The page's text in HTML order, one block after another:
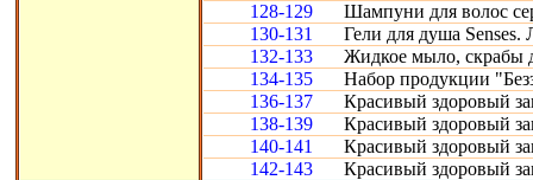
128-129
Шампуни для волос
130-131
Гели для душа
132-133
Жидкое мыло, скрабы
134-135
Набор продукции
136-137
Красивый здоровый
138-139
Красивый здоровый
140-141
Красивый здоровый
142-143
Красивый здоровый